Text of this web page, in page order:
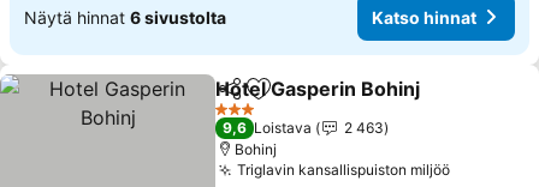
Näytä hinnat 6 sivustolta Katso hinnat
Jaa Lisää suosikkeihin
Hotel Gasperin Bohinj
3 Tähtiluokitus
9,6 Loistava
2 463
Bohinj
Triglavin kansallispuiston miljööKatso